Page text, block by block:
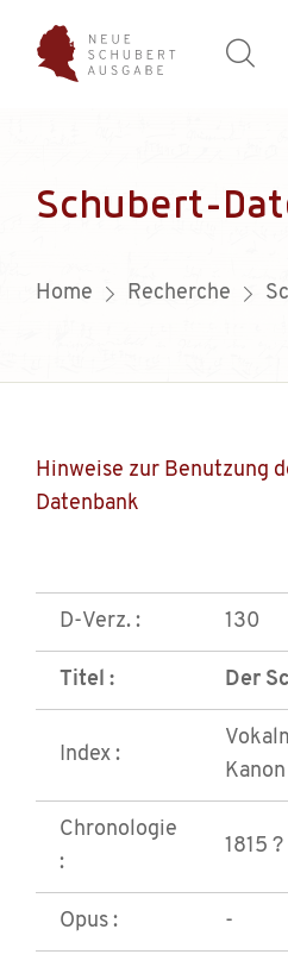
Schubert-
Home Recherche
Hinweise zur Benutzung
Datenbank
D-Verz. : 130
Titel : Der
Index :
Kanon
Chronologie
:
1815 ?
Opus : -